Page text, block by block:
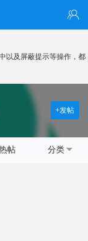
以及屏蔽提示等操作，都
+发帖
帖 分类